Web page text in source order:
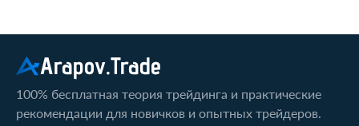
Arapov.Trade
100% бесплатная теория трейдинга и практические
рекомендации для новичков и опытных трейдеров.